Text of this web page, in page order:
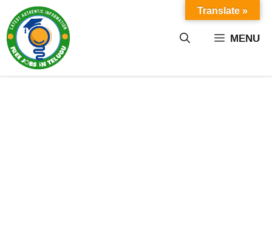
content MENU
Translate »